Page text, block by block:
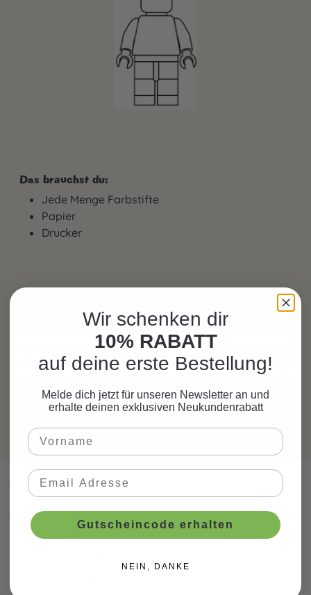
Das brauchst du:
Jede Menge Farbstifte
Papier
Drucker
Finde hier eine unserer besten Bausteine
Die kannst du einfach ausdrucken und anmalen - und
dann als Dekoration für deine Baustein-Party verwenden.
Service
So erreichst Du uns:
Wir schenken dir
10% RABATT
auf deine erste Bestellung!
Melde dich jetzt für unseren Newsletter an und
erhalte deinen exklusiven Neukundenrabatt
Gutscheincode erhalten
NEIN, DANKE